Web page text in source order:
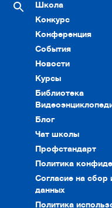
Школа
Конкурс
Конференция
События
Новости
Курсы
Библиотека
Блог
Чат школы
Профстандарт
Политика
Согласие на сбор
данных
Политика